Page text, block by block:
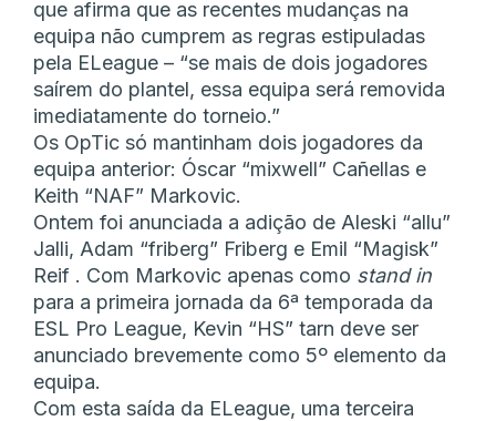
que afirma que as recentes mudanças na
equipa não cumprem as regras estipuladas
pela ELeague – “se mais de dois jogadores
saírem do plantel, essa equipa será removida
imediatamente do torneio.”
Os OpTic só mantinham dois jogadores da
equipa anterior: Óscar “mixwell” Cañellas e
Keith “NAF” Markovic.
Ontem foi anunciada a adição de Aleski “allu”
Jalli, Adam “friberg” Friberg e Emil “Magisk”
Reif . Com Markovic apenas como stand in
para a primeira jornada da 6ª temporada da
ESL Pro League, Kevin “HS” tarn deve ser
anunciado brevemente como 5º elemento da
equipa.
Com esta saída da ELeague, uma terceira